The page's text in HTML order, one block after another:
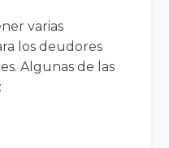
varias
los deudores
Algunas de las